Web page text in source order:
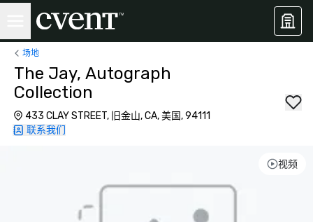
场地
The Jay, Autograph
Collection
433 CLAY STREET, 旧金山, CA, 美国, 94111
联系我们
视频